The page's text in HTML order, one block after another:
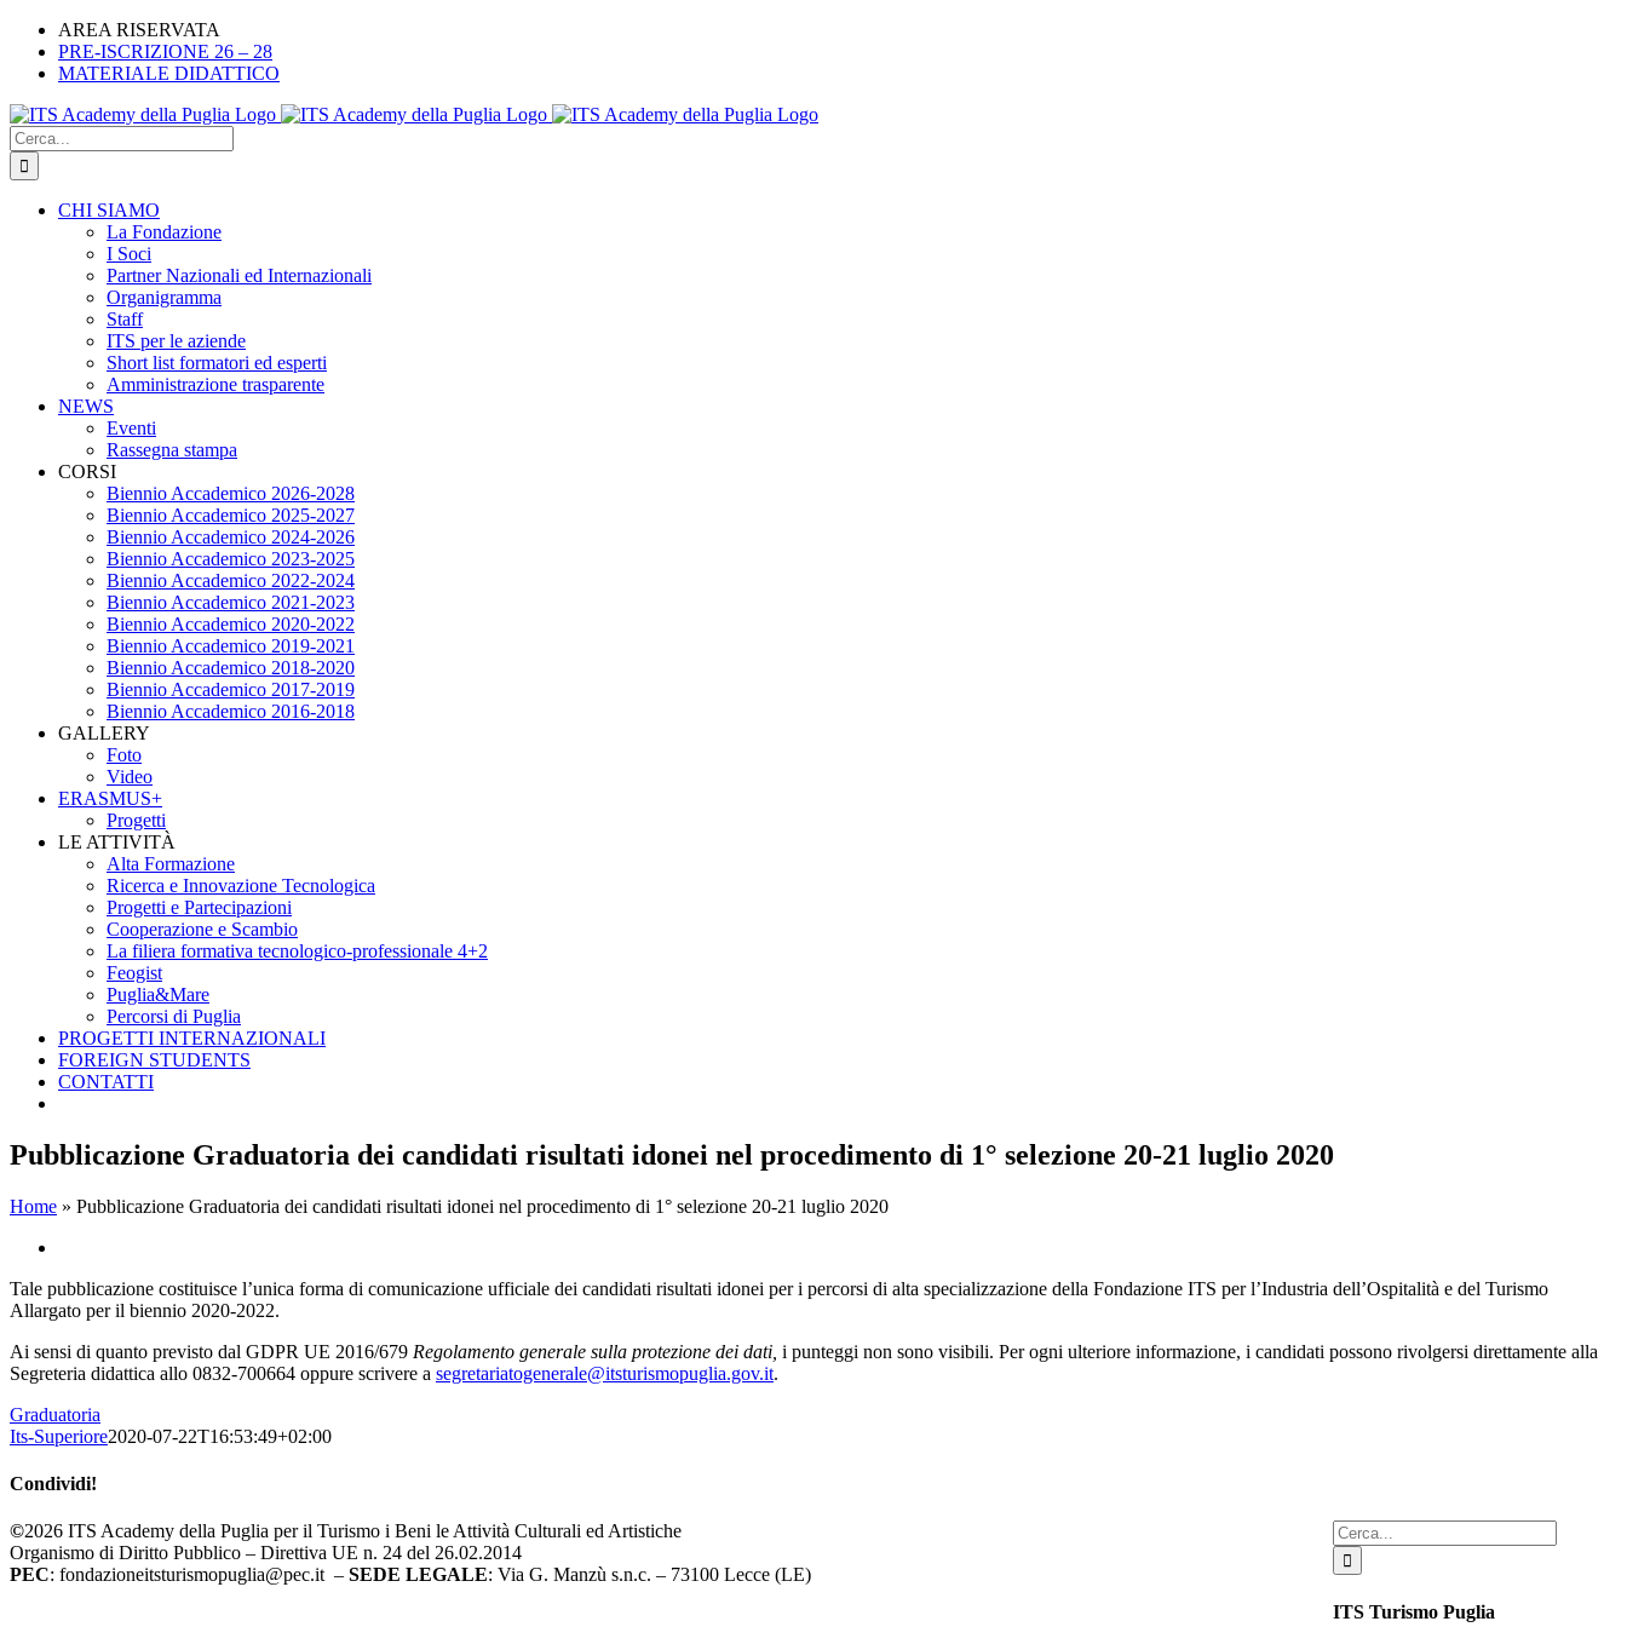
Salta
contenuto
Facebook
LinkedIn
Instagram
YouTube
Tiktok AREA RISERVATA
PRE-ISCRIZIONE 26 – 28
MATERIALE DIDATTICO
Cerca
per:
CHI SIAMO
La Fondazione
I Soci
Partner Nazionali ed Internazionali
Organigramma
Staff
ITS per le aziende
Short list formatori ed esperti
Amministrazione trasparente
NEWS
Eventi
Rassegna stampa
CORSI
Biennio Accademico 2026-2028
Biennio Accademico 2025-2027
Biennio Accademico 2024-2026
Biennio Accademico 2023-2025
Biennio Accademico 2022-2024
Biennio Accademico 2021-2023
Biennio Accademico 2020-2022
Biennio Accademico 2019-2021
Biennio Accademico 2018-2020
Biennio Accademico 2017-2019
Biennio Accademico 2016-2018
GALLERY
Foto
Video
ERASMUS+
Progetti
LE ATTIVITÀ
Alta Formazione
Ricerca e Innovazione Tecnologica
Progetti e Partecipazioni
Cooperazione e Scambio
La filiera formativa tecnologico-professionale 4+2
Feogist
Puglia&Mare
Percorsi di Puglia
PROGETTI INTERNAZIONALI
FOREIGN STUDENTS
CONTATTI
Pubblicazione Graduatoria dei candidati risultati idonei nel procedimento di 1° selezione 20-21 luglio 2020
Home » Pubblicazione Graduatoria dei candidati risultati idonei nel procedimento di 1° selezione 20-21 luglio 2020
Tale pubblicazione costituisce l’unica forma di comunicazione ufficiale dei candidati risultati idonei per i percorsi di alta specializzazione della Fondazione ITS per l’Industria dell’Ospitalità e del Turismo
Allargato per il biennio 2020-2022.
Ai sensi di quanto previsto dal GDPR UE 2016/679 Regolamento generale sulla protezione dei dati, i punteggi non sono visibili. Per ogni ulteriore informazione, i candidati possono rivolgersi direttamente alla
Segreteria didattica allo 0832-700664 oppure scrivere a segretariatogenerale@itsturismopuglia.gov.it.
Graduatoria
Its-Superiore2020-07-22T16:53:49+02:00
Condividi!
Facebook
X
LinkedIn
Pinterest
Email
Cerca
per:
ITS Turismo Puglia
©2026 ITS Academy della Puglia per il Turismo i Beni le Attività Culturali ed Artistiche
Organismo di Diritto Pubblico – Direttiva UE n. 24 del 26.02.2014
PEC: fondazioneitsturismopuglia@pec.it – SEDE LEGALE: Via G. Manzù s.n.c. – 73100 Lecce (LE)